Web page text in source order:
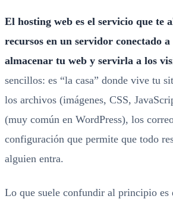
El hosting web es el servicio que te
recursos en un servidor conectado
almacenar tu web y servirla a los
sencillos: es “la casa” donde vive tu
los archivos (imágenes, CSS,
(muy común en WordPress), los
configuración que permite que todo
alguien entra.
Lo que suele confundir al principio es